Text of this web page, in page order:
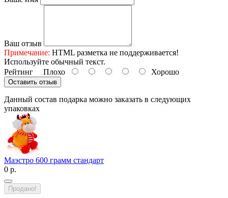
Ваш отзыв
Примечание: HTML разметка не поддерживается!
Используйте обычный текст.
Рейтинг Плохо Хорошо
Оставить отзыв
Данный состав подарка можно заказать в следующих
упаковках
Маэстро 600 грамм стандарт
0 р.
Продано!